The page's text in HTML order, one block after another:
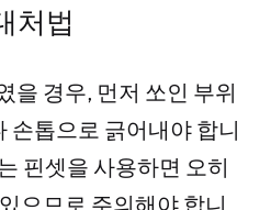
처법
을 경우, 먼저 쏘인 부위
손톱으로 긁어내야 합니
핀셋을 사용하면 오히
으므로 주의해야 합니